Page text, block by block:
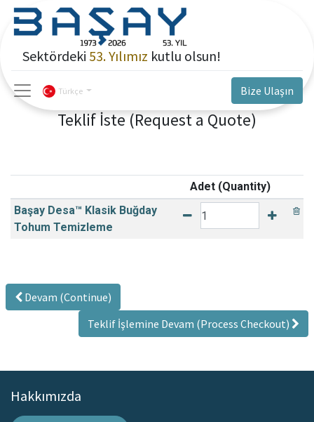
Sektördeki 53. Yılımız kutlu olsun!
Bize Ulaşın
Türkçe
Teklif İste (Request a Quote)
Adet (Quantity)
Başay Desa™ Klasik Buğday
Tohum Temizleme
Devam (Continue)
Teklif İşlemine Devam (Process Checkout)
Hakkımızda